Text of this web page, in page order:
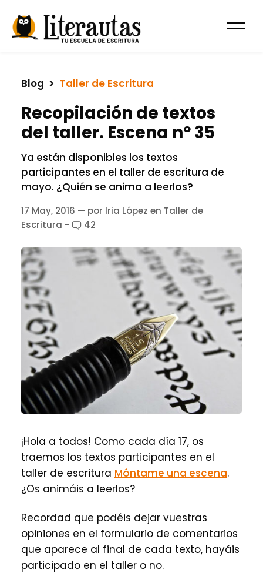
Blog
  >
Taller de Escritura
Recopilación de textos
del taller. Escena nº 35
Ya están disponibles los textos
participantes en el taller de escritura de
mayo. ¿Quién se anima a leerlos?
17 May, 2016 — por Iria López en Taller de
Escritura - 42
¡Hola a todos! Como cada día 17, os
traemos los textos participantes en el
taller de escritura Móntame una escena.
¿Os animáis a leerlos?
Recordad que podéis dejar vuestras
opiniones en el formulario de comentarios
que aparece al final de cada texto, hayáis
participado en el taller o no.